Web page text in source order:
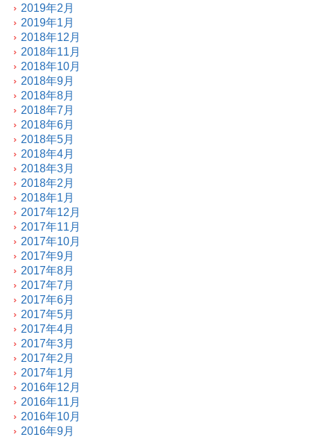
2019年2月
2019年1月
2018年12月
2018年11月
2018年10月
2018年9月
2018年8月
2018年7月
2018年6月
2018年5月
2018年4月
2018年3月
2018年2月
2018年1月
2017年12月
2017年11月
2017年10月
2017年9月
2017年8月
2017年7月
2017年6月
2017年5月
2017年4月
2017年3月
2017年2月
2017年1月
2016年12月
2016年11月
2016年10月
2016年9月